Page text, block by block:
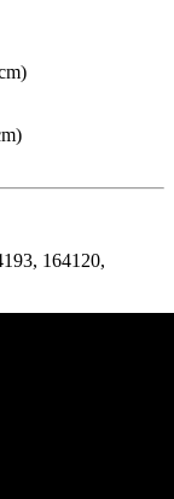
164120,